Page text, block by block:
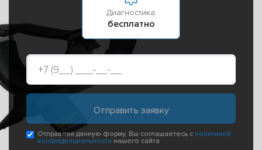
Диагностика:
бесплатно
Отправляя данную форму, Вы соглашаетесь с политикой
конфиденциальности нашего сайта